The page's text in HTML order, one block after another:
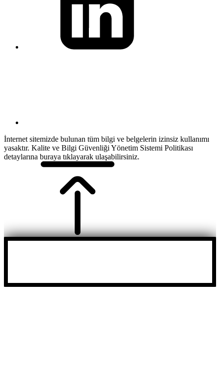
İnternet sitemizde bulunan tüm bilgi ve belgelerin izinsiz kullanımı
yasaktır. Kalite ve Bilgi Güvenliği Yönetim Sistemi Politikası
detaylarına buraya tıklayarak ulaşabilirsiniz.